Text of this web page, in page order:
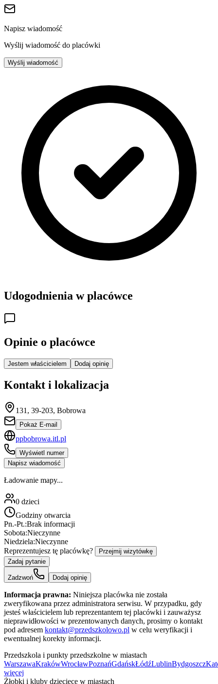
Napisz wiadomość
Wyślij wiadomość do placówki
Wyślij wiadomość
Udogodnienia w placówce
Opinie o placówce
Jestem właścicielem Dodaj opinię
Kontakt i lokalizacja
131, 39-203, Bobrowa
Pokaż E-mail
ppbobrowa.itl.pl
Wyświetl numer
Napisz wiadomość
Ładowanie mapy...
0 dzieci
Godziny otwarcia
Pn.-Pt.:Brak informacji
Sobota:Nieczynne
Niedziela:Nieczynne
Reprezentujesz tę placówkę?
Przejmij wizytówkę
Zadaj pytanie
Zadzwoń Dodaj opinię
Informacja prawna: Niniejsza placówka nie została
zweryfikowana przez administratora serwisu. W przypadku, gdy
jesteś właścicielem lub reprezentantem tej placówki i zauważysz
nieprawidłowości w prezentowanych danych, prosimy o kontakt
pod adresem kontakt@przedszkolowo.pl w celu weryfikacji i
ewentualnej korekty informacji.
Przedszkola i punkty przedszkolne w miastach
WarszawaKrakówWrocławPoznańGdańskŁódźLublinBydgoszcz
więcej
Żłobki i kluby dziecięce w miastach